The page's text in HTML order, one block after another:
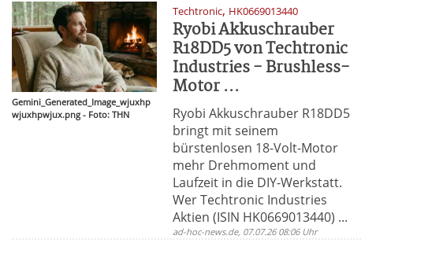
Gemini_Generated_Image_wjuxhp
wjuxhpwjux.png - Foto: THN
Techtronic, HK0669013440
Ryobi Akkuschrauber
R18DD5 von Techtronic
Industries - Brushless-
Motor ...
Ryobi Akkuschrauber R18DD5
bringt mit seinem
bürstenlosen 18-Volt-Motor
mehr Drehmoment und
Laufzeit in die DIY-Werkstatt.
Wer Techtronic Industries
Aktien (ISIN HK0669013440) ...
ad-hoc-news.de, 07.07.26 08:06 Uhr